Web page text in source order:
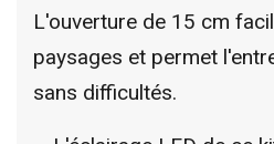
L'ouverture de 15 cm
paysages et permet
sans difficultés.